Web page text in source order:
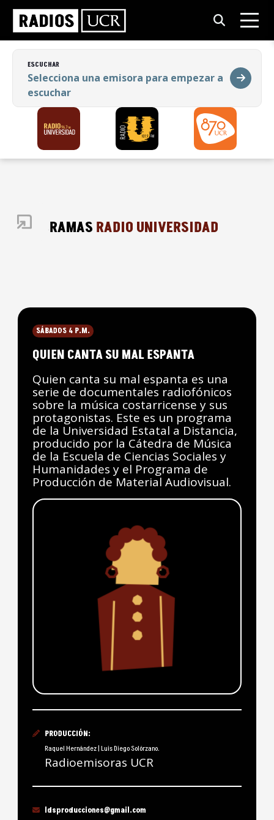
ESCUCHAR
Selecciona una emisora para empezar a
escuchar
ESCUCHAR
Selecciona una emisora para empezar a
escuchar
PROGRAMAS RADIO UNIVERSIDAD
SÁBADOS 4 P.M.
QUIEN CANTA SU MAL ESPANTA
Quien canta su mal espanta es una
serie de documentales radiofónicos
sobre la música costarricense y sus
protagonistas. Este es un programa
de la Universidad Estatal a Distancia,
producido por la Cátedra de Música
de la Escuela de Ciencias Sociales y
Humanidades y el Programa de
Producción de Material Audiovisual.
PRODUCCIÓN:
Raquel Hernández | Luis Diego Solórzano.
Radioemisoras UCR
ldsproducciones@gmail.com